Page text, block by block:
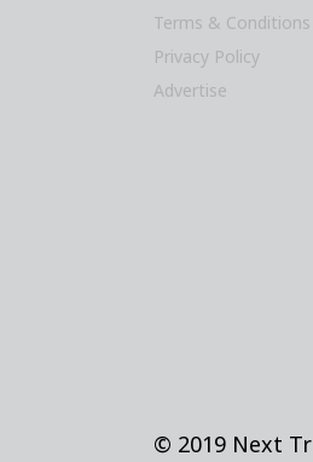
Terms & Conditions
Privacy Policy
Advertise
© 2019 Next